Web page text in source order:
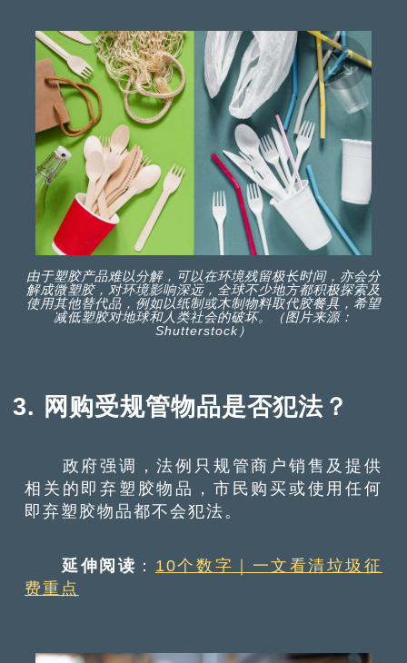
由于塑胶产品难以分解，可以在环境残留极长时间，亦会分
解成微塑胶，对环境影响深远，全球不少地方都积极探索及
使用其他替代品，例如以纸制或木制物料取代胶餐具，希望
减低塑胶对地球和人类社会的破坏。（图片来源：
Shutterstock）
3. 网购受规管物品是否犯法？
政府强调，法例只规管商户销售及提供
相关的即弃塑胶物品，市民购买或使用任何
即弃塑胶物品都不会犯法。
延伸阅读 ： 10个数字｜一文看清垃圾征
费重点